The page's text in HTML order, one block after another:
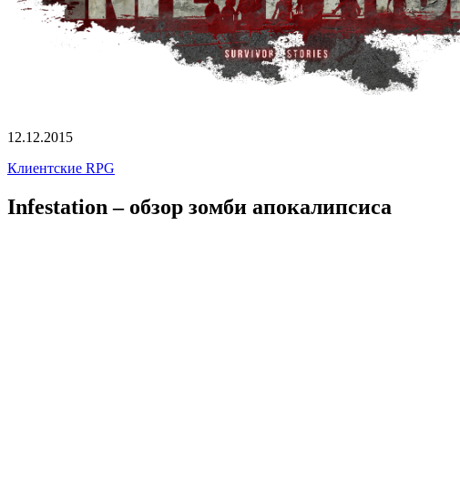
12.12.2015
Клиентские RPG
Infestation – обзор зомби апокалипсиса